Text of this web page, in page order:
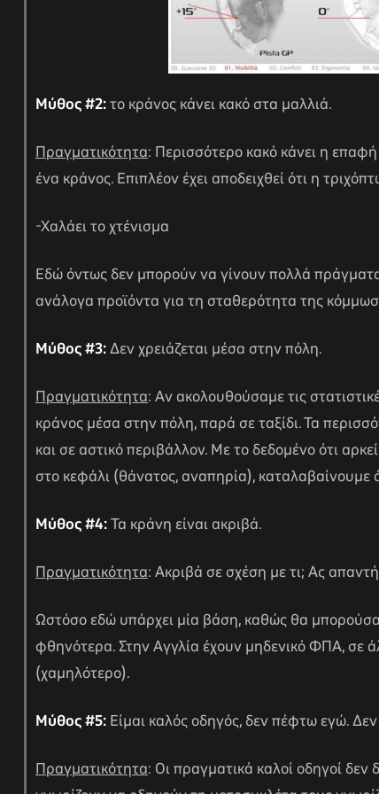
Μύθος #2:το κράνος κάνει κακό στα μαλλιά.
Πραγματικότητα: Περισσότερο κακό κάνει η
ένα κράνος. Επιπλέον έχει αποδειχθεί ότι η
-Χαλάει το χτένισμα
Εδώ όντως δεν μπορούν να γίνουν πολλά
ανάλογα προϊόντα για τη σταθερότητα της
Μύθος #3:Δεν χρειάζεται μέσα στην πόλη.
Πραγματικότητα: Αν ακολουθούσαμε τις
κράνος μέσα στην πόλη, παρά σε ταξίδι. Τα
και σε αστικό περιβάλλον. Με το δεδομένο ότι
στο κεφάλι (θάνατος, αναπηρία), καταλαβαίνουμε
Μύθος #4:Τα κράνη είναι ακριβά.
Πραγματικότητα: Ακριβά σε σχέση με τι; Ας
Ωστόσο εδώ υπάρχει μία βάση, καθώς θα
φθηνότερα. Στην Αγγλία έχουν μηδενικό ΦΠΑ,
(χαμηλότερο).
Μύθος #5: Είμαι καλός οδηγός, δεν πέφτω εγώ.
Πραγματικότητα: Οι πραγματικά καλοί οδηγοί